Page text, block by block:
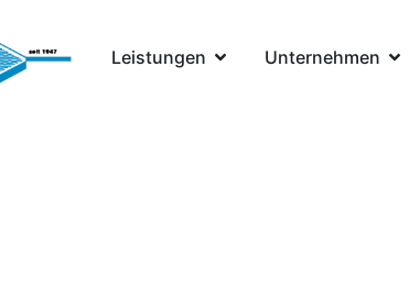
Leistungen Unternehmen